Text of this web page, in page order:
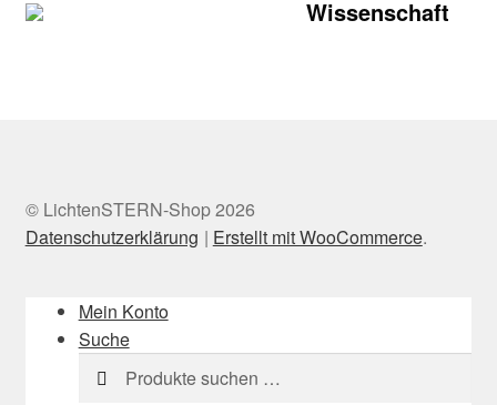
Wissenschaft
© LichtenSTERN-Shop 2026
Datenschutzerklärung
Erstellt mit WooCommerce.
Mein Konto
Suche
Suchen
nach:
Suchen